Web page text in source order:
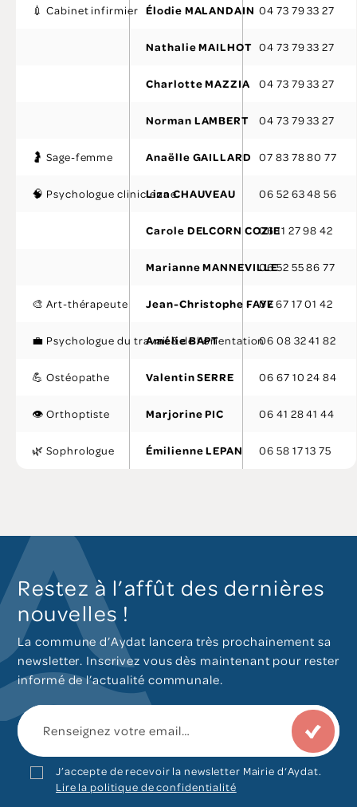
💉 Cabinet infirmier Élodie MALANDAIN 04 73 79 33 27
Nathalie MAILHOT 04 73 79 33 27
Charlotte MAZZIA 04 73 79 33 27
Norman LAMBERT 04 73 79 33 27
🤰 Sage-femme Anaëlle GAILLARD 07 83 78 80 77
🧠 Psychologue clinicienneLiza CHAUVEAU 06 52 63 48 56
Carole DELCORN COZIE06 11 27 98 42
Marianne MANNEVILLE06 52 55 86 77
🎨 Art-thérapeute Jean-Christophe FAYE07 67 17 01 42
💼 Psychologue du travail & de l’orientation
Amélie BAPT 06 08 32 41 82
💪 Ostéopathe Valentin SERRE 06 67 10 24 84
👁️ Orthoptiste Marjorine PIC 06 41 28 41 44
🌿 Sophrologue Émilienne LEPAN 06 58 17 13 75
Restez à l’affût des dernières
nouvelles !
La commune d’Aydat lancera très prochainement sa
newsletter. Inscrivez vous dès maintenant pour rester
informé de l’actualité communale.
J’accepte de recevoir la newsletter Mairie d‘Aydat.
Lire la politique de confidentialité